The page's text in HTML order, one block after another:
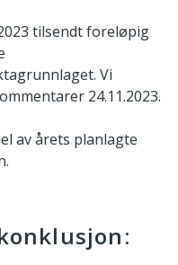
tilsendt foreløpig
Vi
24.11.2023.
av årets planlagte